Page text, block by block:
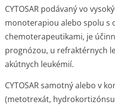
CYTOSAR podávaný vo
monoterapiou alebo spolu s
chemoterapeutikami, je
prognózou, u refraktérnych
akútnych leukémií.
CYTOSAR samotný alebo v
(metotrexát,